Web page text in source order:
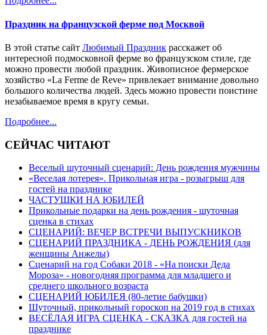
Праздник на французской ферме под Москвой
В этой статье сайт Любимый Праздник расскажет об
интересной подмосковной ферме во французском стиле, где
можно провести любой праздник. Живописное фермерское
хозяйство «La Ferme de Reve» привлекает внимание довольно
большого количества людей. Здесь можно провести поистине
незабываемое время в кругу семьи.
Подробнее...
СЕЙЧАС ЧИТАЮТ
Веселый шуточный сценарий: День рождения мужчины
«Веселая лотерея». Прикольная игра - розыгрыш для
гостей на празднике
ЧАСТУШКИ НА ЮБИЛЕЙ
Прикольные подарки на день рождения - шуточная
сценка в стихах
СЦЕНАРИЙ: ВЕЧЕР ВСТРЕЧИ ВЫПУСКНИКОВ
СЦЕНАРИЙ ПРАЗДНИКА - ДЕНЬ РОЖДЕНИЯ (для
женщины Анжелы)
Сценарий на год Собаки 2018 - «На поиски Деда
Мороза» - новогодняя программа для младшего и
среднего школьного возраста
СЦЕНАРИЙ ЮБИЛЕЯ (80-летие бабушки)
Шуточный, прикольный гороскоп на 2019 год в стихах
ВЕСЁЛАЯ ИГРА СЦЕНКА - СКАЗКА для гостей на
празднике